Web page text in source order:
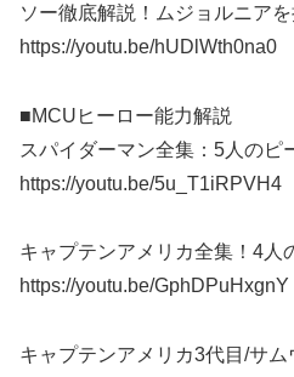
ソー徹底解説！ムジョルニア
https://youtu.be/hUDlWth0na0
■MCUヒーロー能力解説
スパイダーマン全集：5人の
https://youtu.be/5u_T1iRPVH4
キャプテンアメリカ全集！4
https://youtu.be/GphDPuHxgnY
キャプテンアメリカ3代目/サ